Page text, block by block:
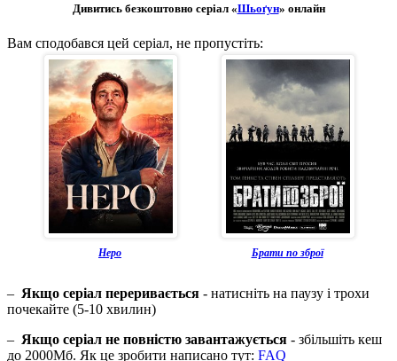
Дивитись безкоштовно серіал «Шьоґун» онлайн
Вам сподобався цей серіал, не пропустіть:
Неро Брати по зброї
– Якщо серіал переривається - натисніть на паузу і трохи
почекайте (5-10 хвилин)
– Якщо серіал не повністю завантажується - збільшіть кеш
до 2000Мб. Як це зробити написано тут: FAQ